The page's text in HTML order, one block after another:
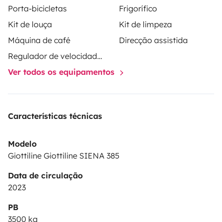
un suplemento queda una cama XXL 200x220. Cama
basculante 140x200. Deposito aguas limpias en litros
100. Deposito aguas grises calentado lt100. Nevera
trivalente automatica150
Porta-bicicletas
Frigorífico
Kit de louça
Kit de limpeza
Máquina de café
Direcção assistida
Regulador de velocidade / Cruise Control
Ver todos os equipamentos
Características técnicas
Modelo
Giottiline Giottiline SIENA 385
Data de circulação
2023
PB
3500 kg